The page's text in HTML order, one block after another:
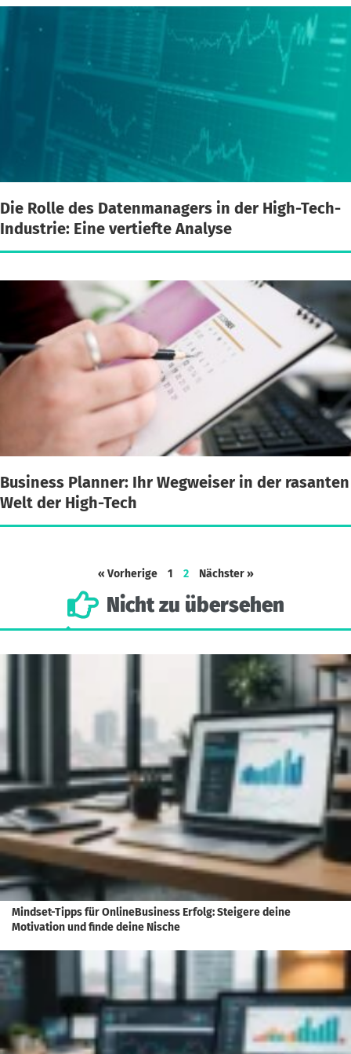
Die Rolle des Datenmanagers in der High-Tech-
Industrie: Eine vertiefte Analyse
Business Planner: Ihr Wegweiser in der rasanten
Welt der High-Tech
« Vorherige 1 2 Nächster »
Nicht zu übersehen
Mindset-Tipps für OnlineBusiness Erfolg: Steigere deine
Motivation und finde deine Nische